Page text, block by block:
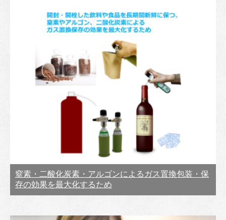
窒素・二酸化炭素・アルゴンによるガス置換包装・保
存の効果を最大化するため